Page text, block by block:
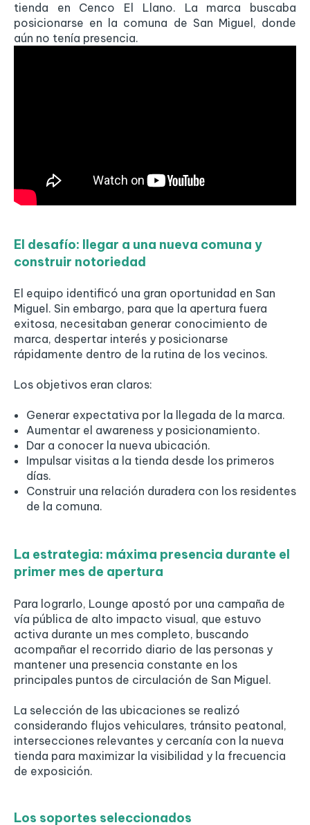
tienda en Cenco El Llano. La marca buscaba
posicionarse en la comuna de San Miguel, donde
aún no tenía presencia.
El desafío: llegar a una nueva comuna y
construir notoriedad
El equipo identificó una gran oportunidad en San
Miguel. Sin embargo, para que la apertura fuera
exitosa, necesitaban generar conocimiento de
marca, despertar interés y posicionarse
rápidamente dentro de la rutina de los vecinos.
Los objetivos eran claros:
Generar expectativa por la llegada de la marca.
Aumentar el awareness y posicionamiento.
Dar a conocer la nueva ubicación.
Impulsar visitas a la tienda desde los primeros
días.
Construir una relación duradera con los residentes
de la comuna.
La estrategia: máxima presencia durante el
primer mes de apertura
Para lograrlo, Lounge apostó por una campaña de
vía pública de alto impacto visual, que estuvo
activa durante un mes completo, buscando
acompañar el recorrido diario de las personas y
mantener una presencia constante en los
principales puntos de circulación de San Miguel.
La selección de las ubicaciones se realizó
considerando flujos vehiculares, tránsito peatonal,
intersecciones relevantes y cercanía con la nueva
tienda para maximizar la visibilidad y la frecuencia
de exposición.
Los soportes seleccionados